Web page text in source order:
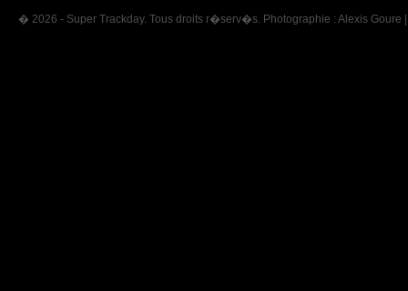
� 2026 - Super Trackday. Tous droits r�serv�s. Photographie : Alexis Goure